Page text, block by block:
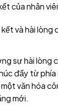
của nhân
sự hài lòng
đẩy từ phía
văn hóa
mới.